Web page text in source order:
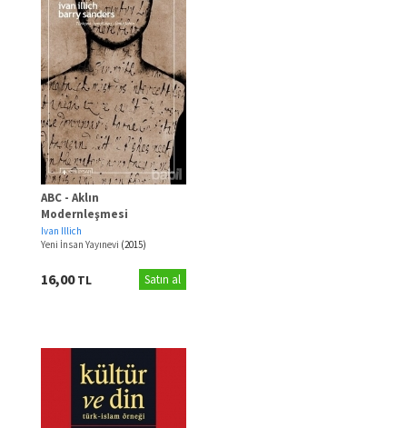
ABC - Aklın
Modernleşmesi
Ivan Illich
Yeni İnsan Yayınevi (2015)
16,00TL Satın al